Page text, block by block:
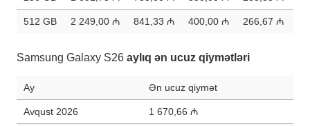
512 GB 2 249,00 ₼ 841,33 ₼ 400,00 ₼ 266,67 ₼
Samsung Galaxy S26 aylıq ən ucuz qiymətləri
Ay Ən ucuz qiymət
Avqust 2026 1 670,66 ₼